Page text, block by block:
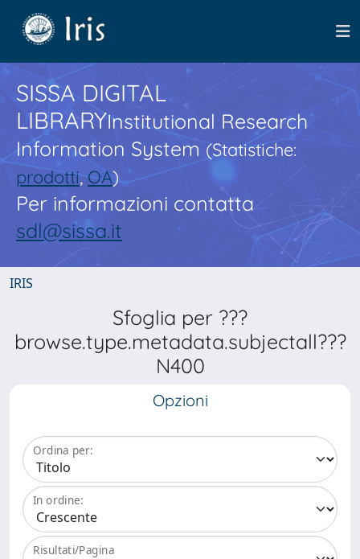
SISSA DIGITAL
LIBRARYInstitutional Research
Information System(Statistiche:
prodotti,OA)
Per informazioni contatta
sdl@sissa.it
IRIS
Sfoglia per ???
browse.type.metadata.subjectall???
N400
Opzioni
Ordina per:
In ordine:
Risultati/Pagina